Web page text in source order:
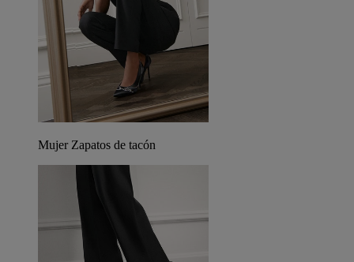
Mujer Zapatos de tacón